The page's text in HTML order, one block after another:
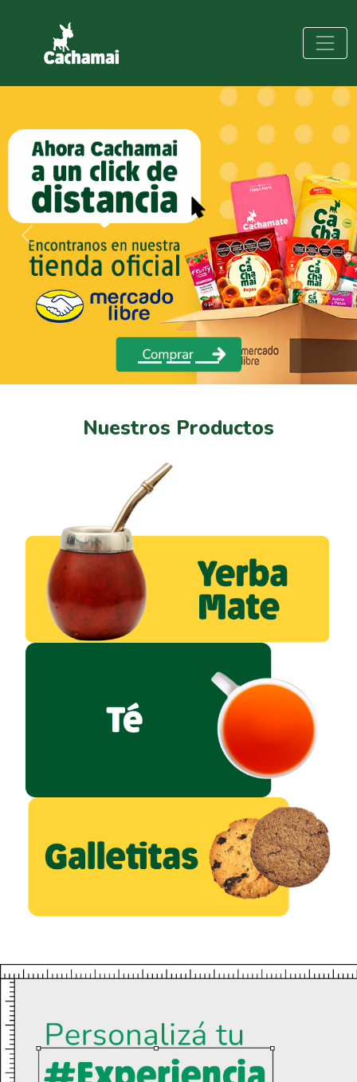
Previous Next
Nuestros Productos